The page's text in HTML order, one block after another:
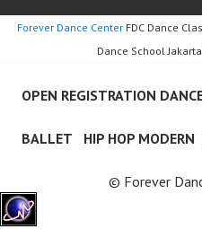
Forever Dance CenterFDC Dance
Dance School Jakarta
OPEN REGISTRATION
BALLET HIP HOP MODERN
© Forever